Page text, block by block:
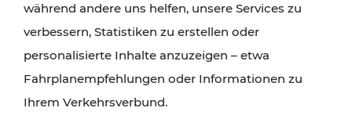
Angeboten des VOR gut und schnell erreichbar.
während andere uns helfen, unsere Services zu
verbessern, Statistiken zu erstellen oder
personalisierte Inhalte anzuzeigen – etwa
Fahrplanempfehlungen oder Informationen zu
Ihrem Verkehrsverbund.